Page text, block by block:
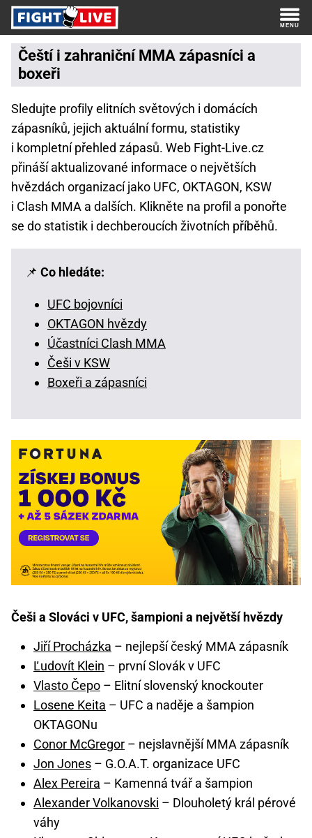
Čeští i zahraniční MMA zápasníci a
boxeři
Sledujte profily elitních světových i domácích
zápasníků, jejich aktuální formu, statistiky
i kompletní přehled zápasů. Web Fight-Live.cz
přináší aktualizované informace o největších
hvězdách organizací jako UFC, OKTAGON, KSW
i Clash MMA a dalších. Klikněte na profil a ponořte
se do statistik i dechberoucích životních příběhů.
📌 Co hledáte:
UFC bojovníci
OKTAGON hvězdy
Účastníci Clash MMA
Češi v KSW
Boxeři a zápasníci
Češi a Slováci v UFC, šampioni a největší hvězdy
Jiří Procházka – nejlepší český MMA zápasník
Ľudovít Klein – první Slovák v UFC
Vlasto Čepo – Elitní slovenský knockouter
Losene Keita – UFC a naděje a šampion
OKTAGONu
Conor McGregor – nejslavnější MMA zápasník
Jon Jones – G.O.A.T. organizace UFC
Alex Pereira – Kamenná tvář a šampion
Alexander Volkanovski – Dlouholetý král pérové
váhy